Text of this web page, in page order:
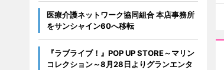
医療介護ネットワーク協同組合 本店事務所
をサンシャイン60へ移転
『ラブライブ！』POP UP STORE～マリン
コレクション～8月28日よりグランエンタ